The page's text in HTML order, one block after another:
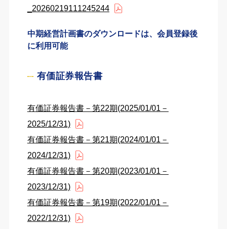
_20260219111245244
中期経営計画書のダウンロードは、会員登録後
に利用可能
有価証券報告書
有価証券報告書－第22期(2025/01/01－
2025/12/31)
有価証券報告書－第21期(2024/01/01－
2024/12/31)
有価証券報告書－第20期(2023/01/01－
2023/12/31)
有価証券報告書－第19期(2022/01/01－
2022/12/31)